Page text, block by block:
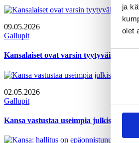
ja
olet
09.05.2026
Gallupit
Kansalaiset ovat varsin tyytyväisiä
02.05.2026
Gallupit
Kansa vastustaa useimpia julkisen